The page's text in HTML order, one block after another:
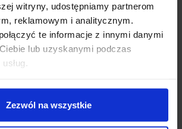
witryny, udostępniamy partnerom
reklamowym i analitycznym.
te informacje z innymi danymi
lub uzyskanymi podczas
Zezwól na wszystkieCYRKONIE 140×270 BABY
69,99zł